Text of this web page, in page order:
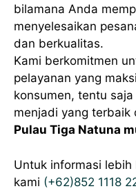
bilamana Anda
menyelesaikan
dan berkualitas.
Kami berkomitmen
pelayanan yang
konsumen, tentu
menjadi yang terbaik
Pulau Tiga Natuna
Untuk informasi
kami (+62)852 1118